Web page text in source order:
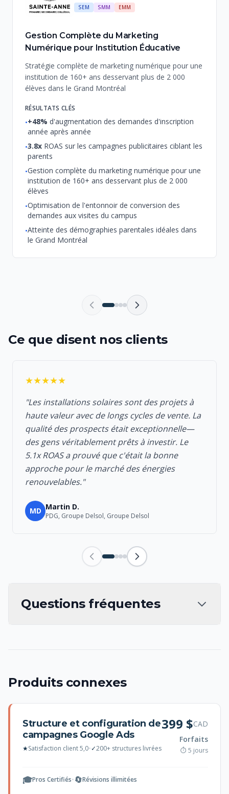
SEM SMM EMM
Gestion Complète du Marketing
Numérique pour Institution Éducative
Stratégie complète de marketing numérique pour une
institution de 160+ ans desservant plus de 2 000
élèves dans le Grand Montréal
RÉSULTATS CLÉS
•+48% d'augmentation des demandes d'inscription
année après année
•3.8x ROAS sur les campagnes publicitaires ciblant les
parents
•Gestion complète du marketing numérique pour une
institution de 160+ ans desservant plus de 2 000
élèves
•Optimisation de l'entonnoir de conversion des
demandes aux visites du campus
•Atteinte des démographies parentales idéales dans
le Grand Montréal
Ce que disent nos clients
★★★★★
"Les installations solaires sont des projets à
haute valeur avec de longs cycles de vente. La
qualité des prospects était exceptionnelle—
des gens véritablement prêts à investir. Le
5.1x ROAS a prouvé que c'était la bonne
approche pour le marché des énergies
renouvelables."
MD Martin D.
PDG, Groupe Delsol, Groupe Delsol
Questions fréquentes
Produits connexes
Structure et configuration de
campagnes Google Ads
★Satisfaction client 5,0•✓200+ structures livrées
399 $CAD
Forfaits
⏱ 5 jours
🎓Pros Certifiés•🔄Révisions illimitées